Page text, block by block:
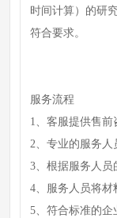
时间计算）的研
符合要求。
服务流程
1、客服提供售前
2、专业的服务人
3、根据服务人员
4、服务人员将材
5、符合标准的企